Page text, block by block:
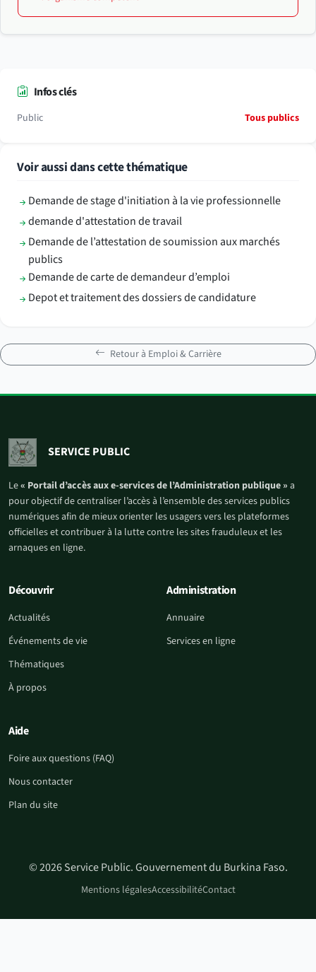
Infos clés
Public Tous publics
Voir aussi dans cette thématique
Demande de stage d'initiation à la vie professionnelle
demande d'attestation de travail
Demande de l’attestation de soumission aux marchés
publics
Demande de carte de demandeur d’emploi
Depot et traitement des dossiers de candidature
Retour à Emploi & Carrière
SERVICE PUBLIC
Le« Portail d’accès aux e-services de l’Administration publique » a
pour objectif de centraliser l’accès à l’ensemble des services publics
numériques afin de mieux orienter les usagers vers les plateformes
officielles et contribuer à la lutte contre les sites frauduleux et les
arnaques en ligne.
Découvrir
Actualités
Événements de vie
Thématiques
À propos
Administration
Annuaire
Services en ligne
Aide
Foire aux questions (FAQ)
Nous contacter
Plan du site
© 2026 Service Public. Gouvernement du Burkina Faso.
Mentions légalesAccessibilitéContact